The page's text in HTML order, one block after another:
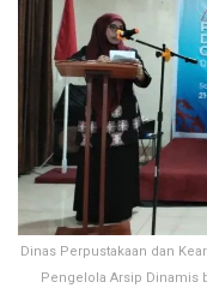
Dinas Perpustakaan dan
Pengelola Arsip Dinamis